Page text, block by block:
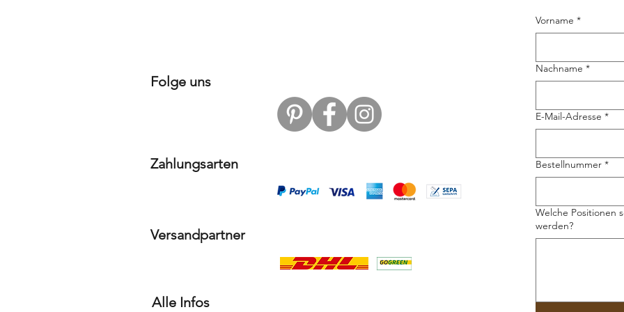
Folge uns
Zahlungsarten
Vorname *
Nachname *
E-Mail-Adresse *
Bestellnummer *
Welche Positionen
werden?
Versandpartner
Alle Infos